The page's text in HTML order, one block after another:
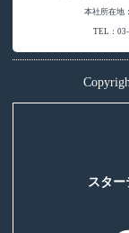
本社所在地
TEL：03-
スタ